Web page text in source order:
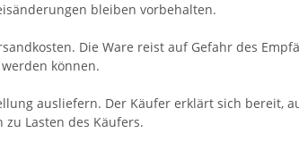
bleiben vorbehalten.
Die Ware reist auf Gefahr des
können.
ausliefern. Der Käufer erklärt sich
Lasten des Käufers.